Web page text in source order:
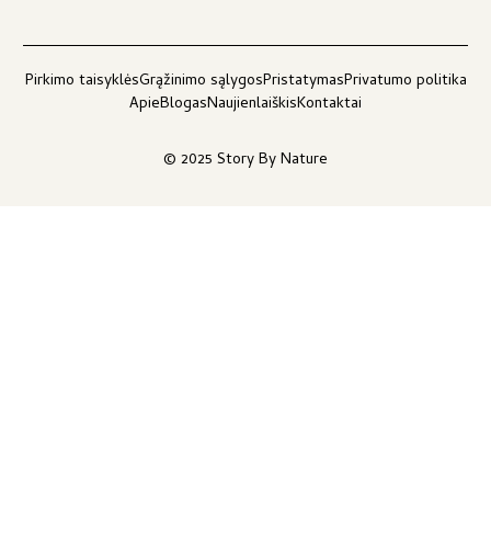
© 2025 Story By Nature
Pirkimo taisyklėsGrąžinimo sąlygosPristatymasPrivatumo politika
ApieBlogasNaujienlaiškisKontaktai